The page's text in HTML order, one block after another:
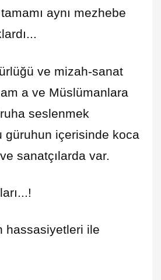
aynı mezhebe
ve mizah-sanat
a ve Müslümanlara
seslenmek
güruhun içerisinde koca
sanatçılarda var.
hassasiyetleri ile